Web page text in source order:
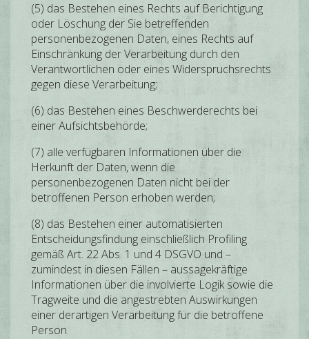
(5) das Bestehen eines Rechts auf Berichtigung
oder Löschung der Sie betreffenden
personenbezogenen Daten, eines Rechts auf
Einschränkung der Verarbeitung durch den
Verantwortlichen oder eines Widerspruchsrechts
gegen diese Verarbeitung;
(6) das Bestehen eines Beschwerderechts bei
einer Aufsichtsbehörde;
(7) alle verfügbaren Informationen über die
Herkunft der Daten, wenn die
personenbezogenen Daten nicht bei der
betroffenen Person erhoben werden;
(8) das Bestehen einer automatisierten
Entscheidungsfindung einschließlich Profiling
gemäß Art. 22 Abs. 1 und 4 DSGVO und –
zumindest in diesen Fällen – aussagekräftige
Informationen über die involvierte Logik sowie die
Tragweite und die angestrebten Auswirkungen
einer derartigen Verarbeitung für die betroffene
Person.